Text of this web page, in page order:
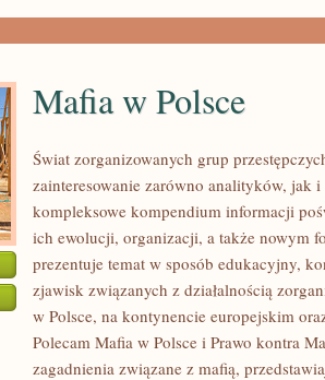
Mafia w Polsce
Świat zorganizowanych grup
zainteresowanie zarówno analityków, jak
kompleksowe kompendium informacji
ich ewolucji, organizacji, a także nowym
prezentuje temat w sposób edukacyjny,
zjawisk związanych z działalnością
w Polsce, na kontynencie europejskim
Polecam Mafia w Polsce i Prawo kontra
zagadnienia związane z mafią,